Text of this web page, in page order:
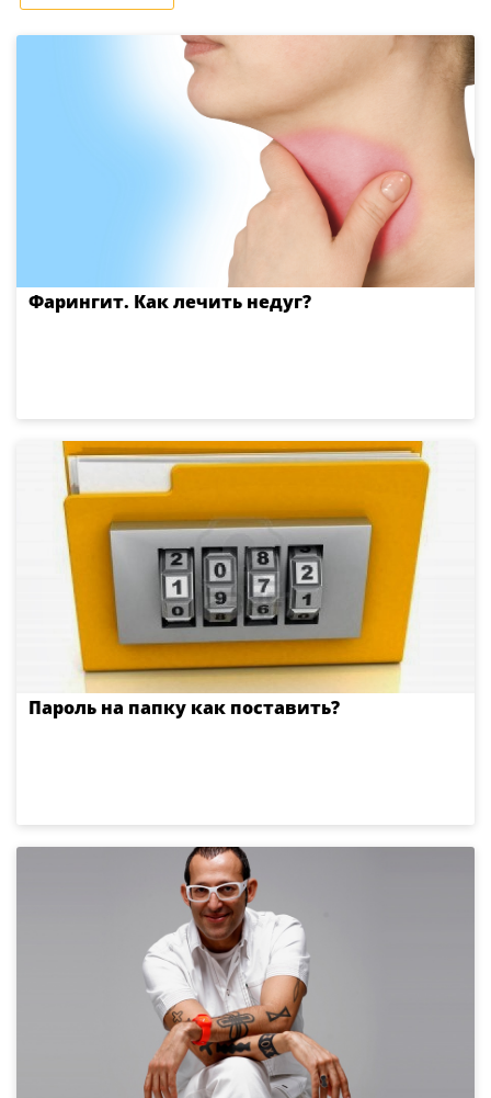
Фарингит. Как лечить недуг?
Пароль на папку как поставить?